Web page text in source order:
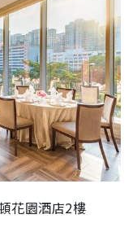
花園酒店2樓